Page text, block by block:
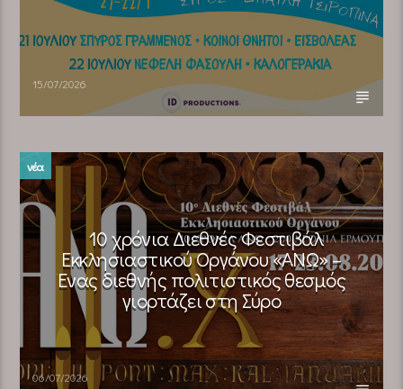
15/07/2026
νέα
10 χρόνια Διεθνές Φεστιβάλ
Εκκλησιαστικού Οργάνου «ΑΝΩ» –
Ένας διεθνής πολιτιστικός θεσμός
γιορτάζει στη Σύρο​
06/07/2026